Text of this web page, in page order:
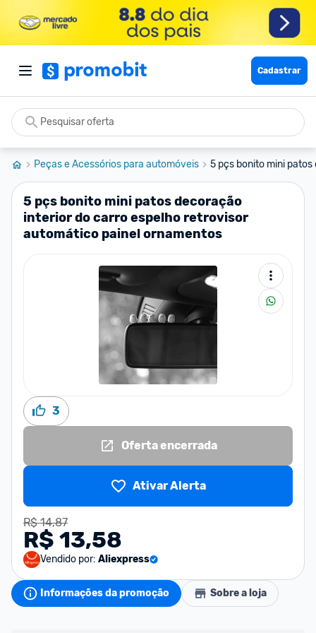
Cadastrar
Peças e Acessórios para automóveis 5 pçs bonito mini
5 pçs bonito mini patos decoração
interior do carro espelho retrovisor
automático painel ornamentos
3
Oferta encerrada
Ativar Alerta
R$ 14,87
R$ 13,58
Vendido por: Aliexpress
Informações da promoção Sobre a loja